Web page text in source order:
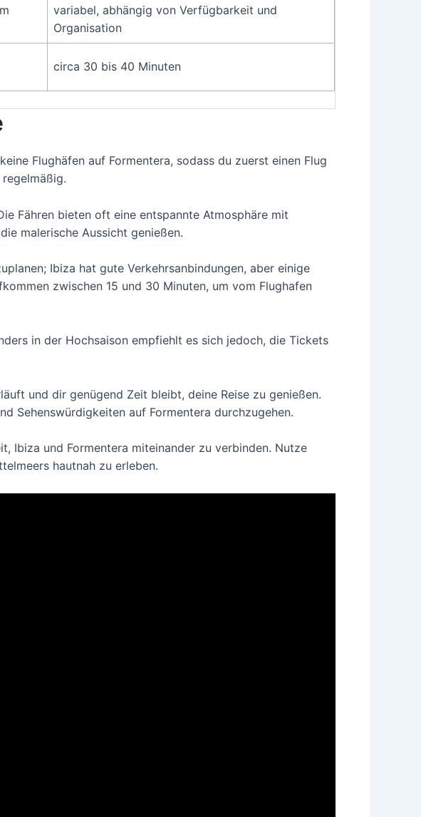
variabel, abhängig von Verfügbarkeit und
Organisation
circa 30 bis 40 Minuten
Flughäfen auf Formentera, sodass du zuerst einen Flug
Fähren bieten oft eine entspannte Atmosphäre mit
malerische Aussicht genießen.
Ibiza hat gute Verkehrsanbindungen, aber einige
zwischen 15 und 30 Minuten, um vom Flughafen
in der Hochsaison empfiehlt es sich jedoch, die Tickets
und dir genügend Zeit bleibt, deine Reise zu genießen.
Sehenswürdigkeiten auf Formentera durchzugehen.
Ibiza und Formentera miteinander zu verbinden. Nutze
hautnah zu erleben.